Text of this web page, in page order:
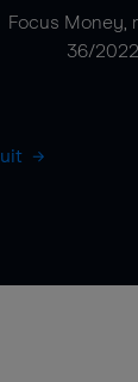
Focus Money,
36/2022